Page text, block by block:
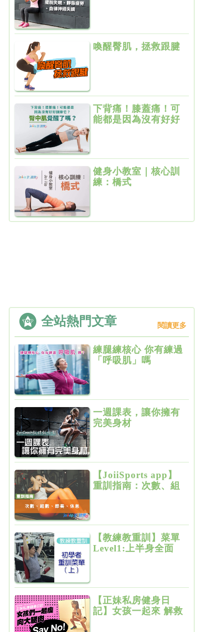
喚醒臀肌，拯救跟腱
下背痛！膝蓋痛！可
能都是因為沒有好好
健身小教室｜核心訓
練：橋式
全站熱門文章 閱讀更多
練腿練核心 你有練過
「呼吸肌」嗎
一週課表，讓你擁有
完美身材
【JoiiSports app】
重訓指南：次數、組
【教練教重訓】菜單
Level1:上半身全面
【正妹私房健身日
記】女孩一起來 解救